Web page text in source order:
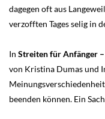
dagegen oft aus
verzofften Tages selig in
In Streiten für Anfänger
von Kristina Dumas und
beenden können. Ein